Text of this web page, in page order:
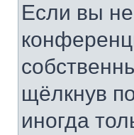
Если вы
щёлкнув
иногда